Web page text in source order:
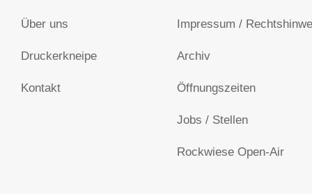
Über uns
Druckerkneipe
Kontakt
Impressum /
Archiv
Öffnungszeiten
Jobs / Stellen
Rockwiese Open-Air